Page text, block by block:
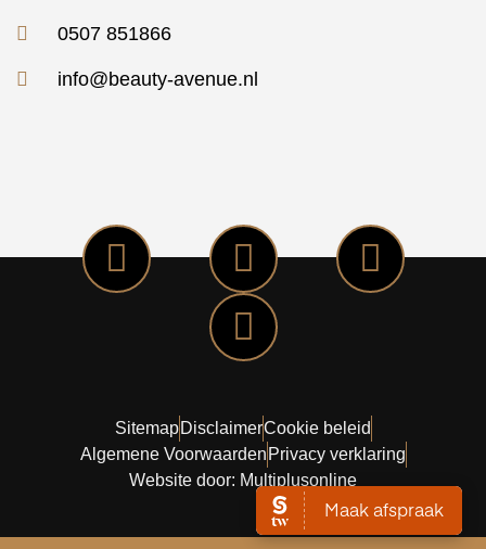
0507 851866
info@beauty-avenue.nl
Sitemap DisclaimerCookie beleid
Algemene Voorwaarden Privacy verklaring
Website door: Multiplusonline